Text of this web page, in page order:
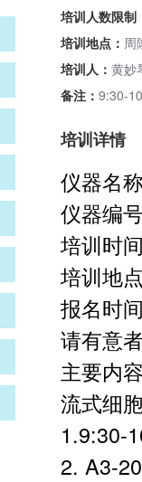
培训人数限制
培训地点： 周
培训人： 黄妙
备注： 9:30-
培训详情
仪器名
仪器编
培训时
培训地
报名时
请有意
主要内
流式细
1.9:30-
2. A3-